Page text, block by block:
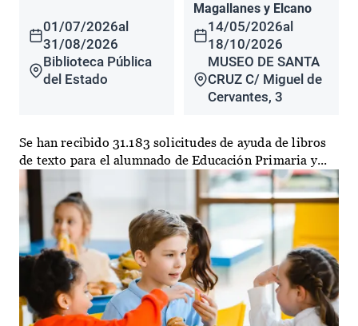
01/07/2026al
31/08/2026
Biblioteca Pública
del Estado
Magallanes y Elcano
14/05/2026al
18/10/2026
MUSEO DE SANTA
CRUZ C/ Miguel de
Cervantes, 3
Se han recibido 31.183 solicitudes de ayuda de libros
de texto para el alumnado de Educación Primaria y...